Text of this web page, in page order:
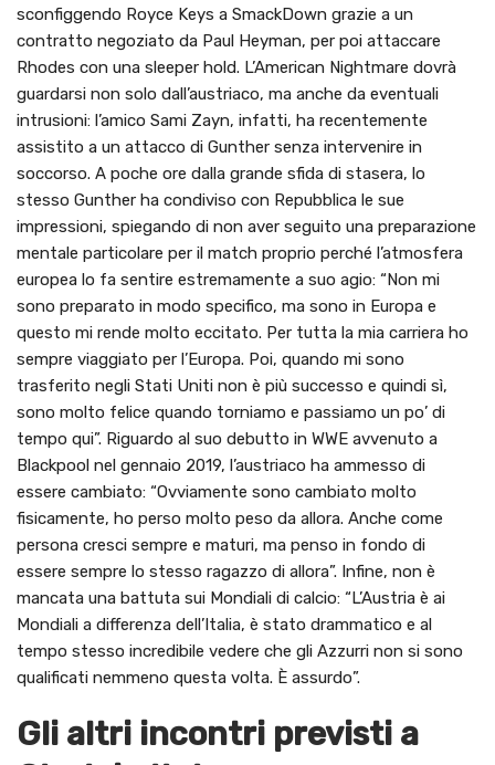
sconfiggendo Royce Keys a SmackDown grazie a un
contratto negoziato da Paul Heyman, per poi attaccare
Rhodes con una sleeper hold. L’American Nightmare dovrà
guardarsi non solo dall’austriaco, ma anche da eventuali
intrusioni: l’amico Sami Zayn, infatti, ha recentemente
assistito a un attacco di Gunther senza intervenire in
soccorso. A poche ore dalla grande sfida di stasera, lo
stesso Gunther ha condiviso con Repubblica le sue
impressioni, spiegando di non aver seguito una preparazione
mentale particolare per il match proprio perché l’atmosfera
europea lo fa sentire estremamente a suo agio: “Non mi
sono preparato in modo specifico, ma sono in Europa e
questo mi rende molto eccitato. Per tutta la mia carriera ho
sempre viaggiato per l’Europa. Poi, quando mi sono
trasferito negli Stati Uniti non è più successo e quindi sì,
sono molto felice quando torniamo e passiamo un po’ di
tempo qui”. Riguardo al suo debutto in WWE avvenuto a
Blackpool nel gennaio 2019, l’austriaco ha ammesso di
essere cambiato: “Ovviamente sono cambiato molto
fisicamente, ho perso molto peso da allora. Anche come
persona cresci sempre e maturi, ma penso in fondo di
essere sempre lo stesso ragazzo di allora”. Infine, non è
mancata una battuta sui Mondiali di calcio: “L’Austria è ai
Mondiali a differenza dell’Italia, è stato drammatico e al
tempo stesso incredibile vedere che gli Azzurri non si sono
qualificati nemmeno questa volta. È assurdo”.
Gli altri incontri previsti a